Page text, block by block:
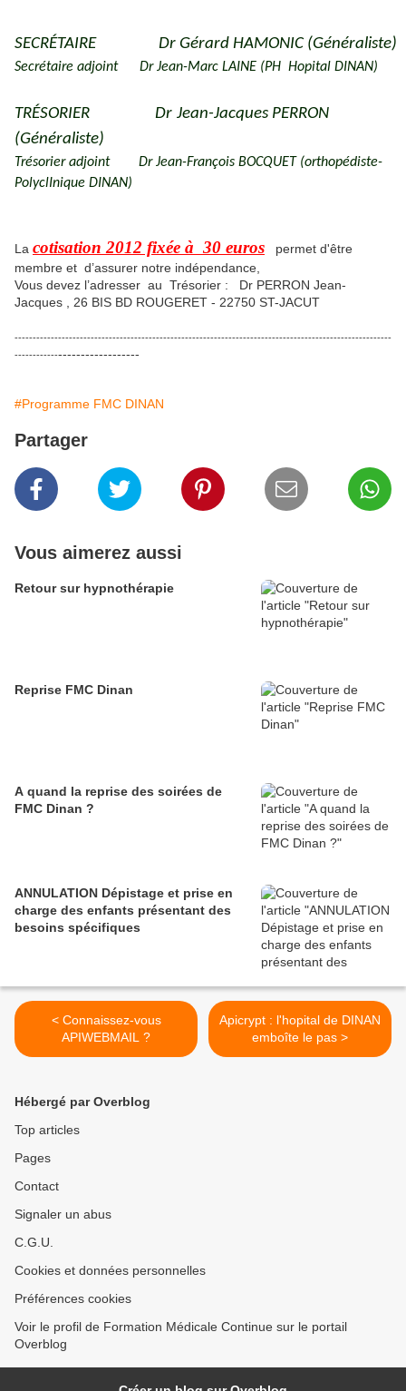
SECRÉTAIRE Dr Gérard HAMONIC (Généraliste)
Secrétaire adjoint Dr Jean-Marc LAINE (PH Hopital DINAN)
TRÉSORIER Dr Jean-Jacques PERRON
(Généraliste)
Trésorier adjoint Dr Jean-François BOCQUET (orthopédiste-
PolyclInique DINAN)
La cotisation 2012 fixée à 30 euros permet d'être
membre et d’assurer notre indépendance,
Vous devez l’adresser au Trésorier : Dr PERRON Jean-
Jacques , 26 BIS BD ROUGERET - 22750 ST-JACUT
--------------------------------------------------------------------------------------------------------
------------------------------
#Programme FMC DINAN
Partager
Vous aimerez aussi
Retour sur hypnothérapie
Reprise FMC Dinan
A quand la reprise des soirées de
FMC Dinan ?
ANNULATION Dépistage et prise en
charge des enfants présentant des
besoins spécifiques
< Connaissez-vous
APIWEBMAIL ?
Apicrypt : l'hopital de DINAN
emboîte le pas >
Hébergé par Overblog
Top articles
Pages
Contact
Signaler un abus
C.G.U.
Cookies et données personnelles
Préférences cookies
Voir le profil de Formation Médicale Continue sur le portail
Overblog